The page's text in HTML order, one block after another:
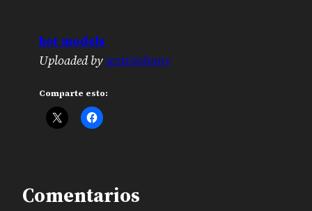
hot models
Uploaded byscottsjohnny
Comparte esto:
Comentarios